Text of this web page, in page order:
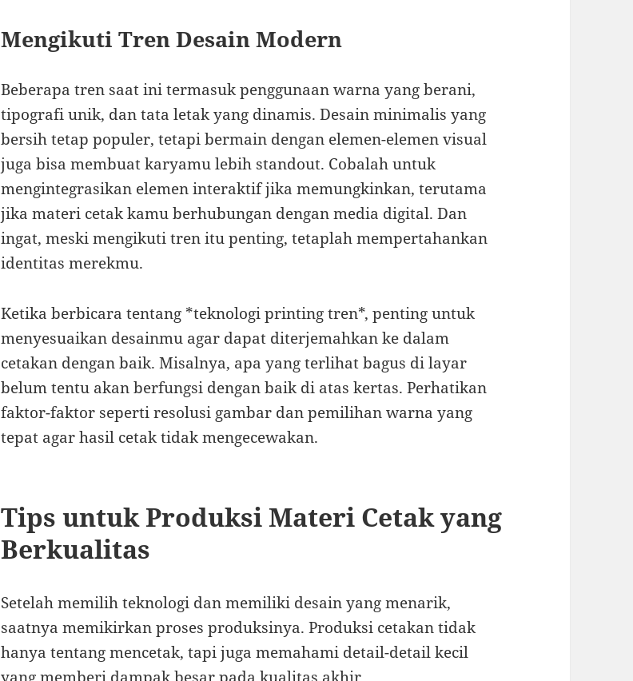
Mengikuti Tren Desain Modern
Beberapa tren saat ini termasuk penggunaan warna yang berani,
tipografi unik, dan tata letak yang dinamis. Desain minimalis yang
bersih tetap populer, tetapi bermain dengan elemen-elemen visual
juga bisa membuat karyamu lebih standout. Cobalah untuk
mengintegrasikan elemen interaktif jika memungkinkan, terutama
jika materi cetak kamu berhubungan dengan media digital. Dan
ingat, meski mengikuti tren itu penting, tetaplah mempertahankan
identitas merekmu.
Ketika berbicara tentang *teknologi printing tren*, penting untuk
menyesuaikan desainmu agar dapat diterjemahkan ke dalam
cetakan dengan baik. Misalnya, apa yang terlihat bagus di layar
belum tentu akan berfungsi dengan baik di atas kertas. Perhatikan
faktor-faktor seperti resolusi gambar dan pemilihan warna yang
tepat agar hasil cetak tidak mengecewakan.
Tips untuk Produksi Materi Cetak yang
Berkualitas
Setelah memilih teknologi dan memiliki desain yang menarik,
saatnya memikirkan proses produksinya. Produksi cetakan tidak
hanya tentang mencetak, tapi juga memahami detail-detail kecil